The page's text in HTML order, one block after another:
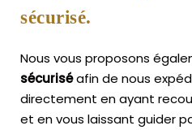
sécurisé.
Nous vous proposons
sécuriséafin de nous
directement en ayant
et en vous laissant guider